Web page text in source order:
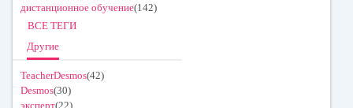
дистанционное обучение(142)
ВСЕ ТЕГИ
Другие
TeacherDesmos(42)
Desmos(30)
эксперт(22)